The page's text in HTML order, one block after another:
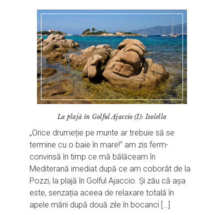
La plajă în Golful Ajaccio (I): Isolella
„Orice drumeție pe munte ar trebuie să se
termine cu o baie în mare!” am zis ferm-
convinsă în timp ce mă bălăceam în
Mediterană imediat după ce am coborât de la
Pozzi, la plajă în Golful Ajaccio. Și zău că așa
este, senzația aceea de relaxare totală în
apele mării după două zile în bocanci […]